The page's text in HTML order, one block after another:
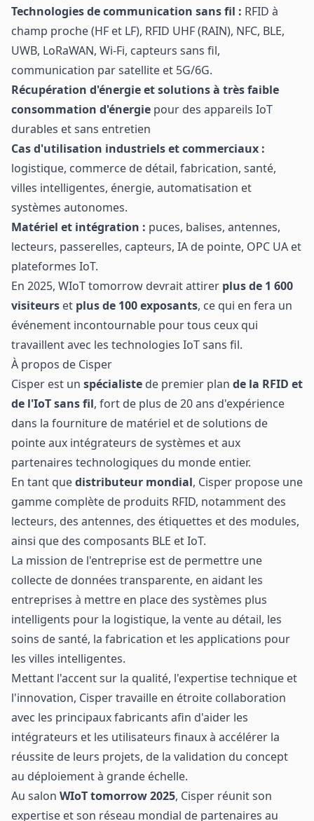
Technologies de communication sans fil : RFID à
champ proche (HF et LF), RFID UHF (RAIN), NFC, BLE,
UWB, LoRaWAN, Wi-Fi, capteurs sans fil,
communication par satellite et 5G/6G.
Récupération d'énergie et solutions à très faible
consommation d'énergie pour des appareils IoT
durables et sans entretien
Cas d'utilisation industriels et commerciaux :
logistique, commerce de détail, fabrication, santé,
villes intelligentes, énergie, automatisation et
systèmes autonomes.
Matériel et intégration : puces, balises, antennes,
lecteurs, passerelles, capteurs, IA de pointe, OPC UA et
plateformes IoT.
En 2025, WIoT tomorrow devrait attirer plus de 1 600
visiteurs et plus de 100 exposants, ce qui en fera un
événement incontournable pour tous ceux qui
travaillent avec les technologies IoT sans fil.
À propos de Cisper
Cisper est un spécialiste de premier plan de la RFID et
de l'IoT sans fil, fort de plus de 20 ans d'expérience
dans la fourniture de matériel et de solutions de
pointe aux intégrateurs de systèmes et aux
partenaires technologiques du monde entier.
En tant quedistributeur mondial, Cisper propose une
gamme complète de produits RFID, notamment des
lecteurs, des antennes, des étiquettes et des modules,
ainsi que des composants BLE et IoT.
La mission de l'entreprise est de permettre une
collecte de données transparente, en aidant les
entreprises à mettre en place des systèmes plus
intelligents pour la logistique, la vente au détail, les
soins de santé, la fabrication et les applications pour
les villes intelligentes.
Mettant l'accent sur la qualité, l'expertise technique et
l'innovation, Cisper travaille en étroite collaboration
avec les principaux fabricants afin d'aider les
intégrateurs et les utilisateurs finaux à accélérer la
réussite de leurs projets, de la validation du concept
au déploiement à grande échelle.
Au salon WIoT tomorrow 2025, Cisper réunit son
expertise et son réseau mondial de partenaires au